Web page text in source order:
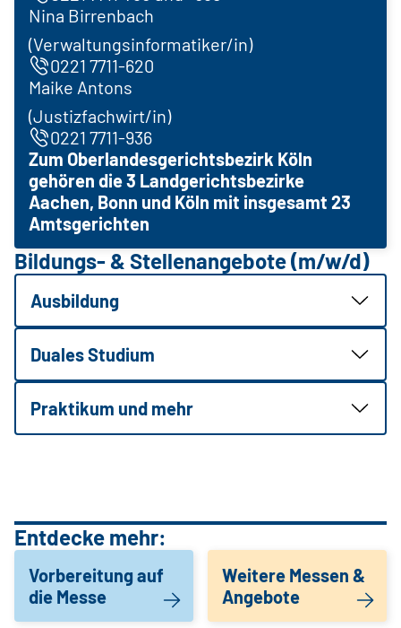
Nina Birrenbach
(Verwaltungsinformatiker/in)
0221 7711-620
Maike Antons
(Justizfachwirt/in)
0221 7711-936
Zum Oberlandesgerichtsbezirk Köln
gehören die 3 Landgerichtsbezirke
Aachen, Bonn und Köln mit insgesamt 23
Amtsgerichten
Bildungs- & Stellenangebote (m/w/d)
Ausbildung
Duales Studium
Praktikum und mehr
Entdecke mehr:
Vorbereitung auf
die Messe
Weitere Messen &
Angebote